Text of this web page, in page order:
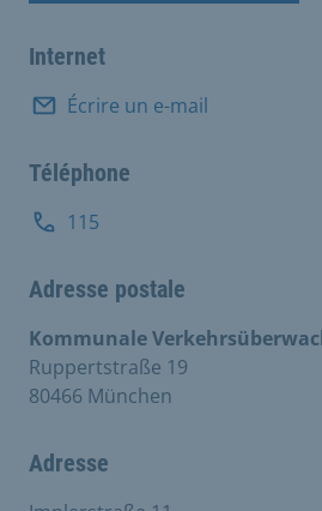
Internet
Écrire un e-mail
Téléphone
115
Adresse postale
Kommunale
Ruppertstraße 19
80466 München
Adresse